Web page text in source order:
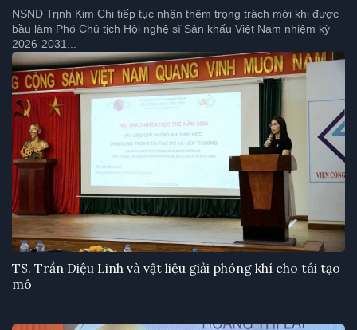
NSND Trịnh Kim Chi tiếp tục nhận thêm trọng trách mới khi được
bầu làm Phó Chủ tịch Hội nghệ sĩ Sân khấu Việt Nam nhiệm kỳ
2026-2031...
TS. Trần Diệu Linh và vật liệu giải phóng khí cho tái tạo
mô